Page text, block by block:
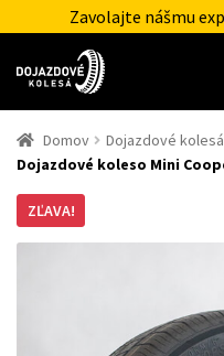
Zavolajte nášmu
Domov Dojazdové kolesá
Dojazdové koleso Mini
ZĽAVA!